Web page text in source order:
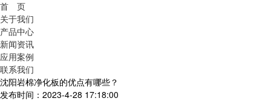
首 页
关于我们
产品中心
新闻资讯
应用案例
联系我们
沈阳岩棉净化板的优点有哪些？
发布时间：2023-4-28 17:18:00